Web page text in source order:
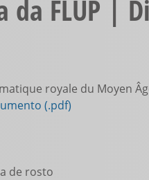
da FLUP |
royale du Moyen
(.pdf)
de rosto